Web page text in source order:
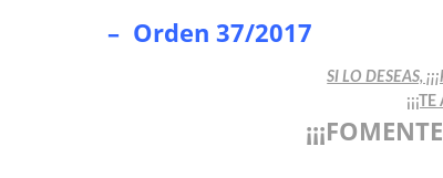
– Orden 37/2017
SI LO DESEAS,